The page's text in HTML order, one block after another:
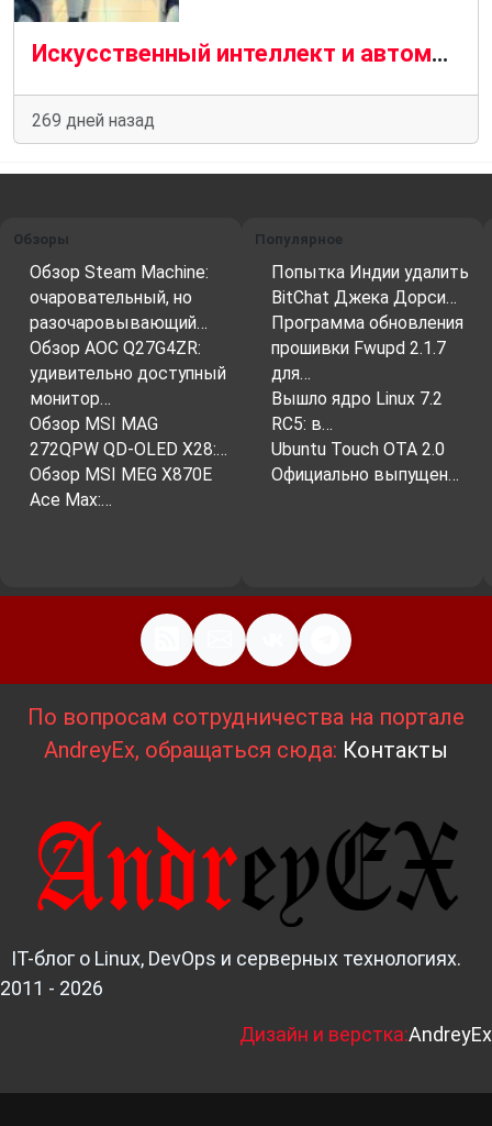
Искусственный интеллект и автоматизация в онлайн-торговле: как компьютеры меняют привычный шопинг
269 дней назад
Обзоры
Обзор Steam Machine:
очаровательный, но
разочаровывающий…
Обзор AOC Q27G4ZR:
удивительно доступный
монитор…
Обзор MSI MAG
272QPW QD-OLED X28:…
Обзор MSI MEG X870E
Ace Max:…
Популярное
Попытка Индии удалить
BitChat Джека Дорси…
Программа обновления
прошивки Fwupd 2.1.7
для…
Вышло ядро ​​Linux 7.2
RC5: в…
Ubuntu Touch OTA 2.0
Официально выпущен…
По вопросам сотрудничества на портале
AndreyEx, обращаться сюда: Контакты
IT-блог о Linux, DevOps и серверных технологиях.
2011 - 2026
Дизайн и верстка:AndreyEx